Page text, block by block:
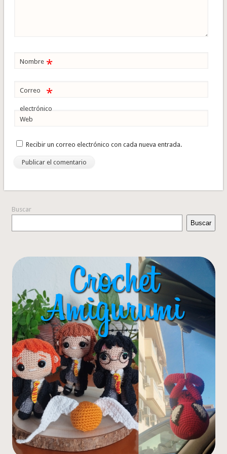
Nombre *
Correo
electrónico
*
Web
Recibir un correo electrónico con cada nueva entrada.
Buscar
Buscar